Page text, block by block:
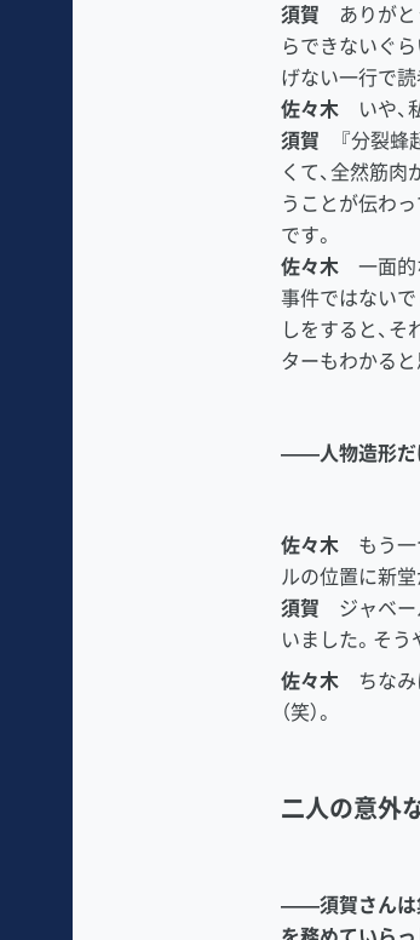
須賀 ありがと
らできないぐ
げない一行で
佐々木 いや、
須賀 『分裂蜂
くて、全然筋
うことが伝わ
です。
佐々木 一面的
事件ではない
しをすると、
ターもわかると
――人物造形だ
佐々木 もう一
ルの位置に新堂
須賀 ジャベー
いました。そ
佐々木 ちなみ
（笑）。
二人の意外
――須賀さんは